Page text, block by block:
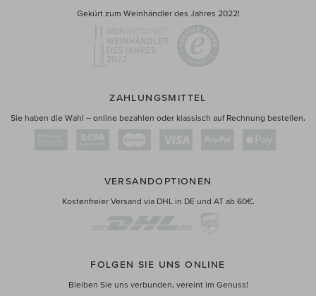
Gekürt zum Weinhändler des Jahres 2022!
ZAHLUNGSMITTEL
Sie haben die Wahl – online bezahlen oder klassisch auf Rechnung bestellen.
VERSANDOPTIONEN
Kostenfreier Versand via DHL in DE und AT ab 60€.
FOLGEN SIE UNS ONLINE
Bleiben Sie uns verbunden, vereint im Genuss!